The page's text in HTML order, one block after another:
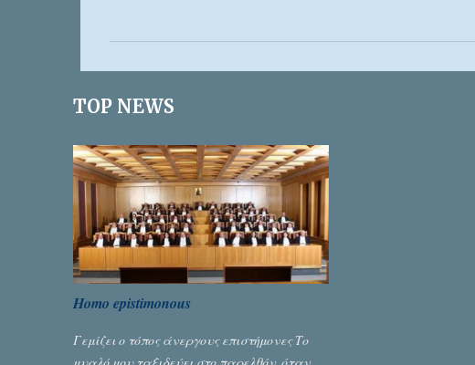
α
TOP NEWS
Homo epistimonous
Γεμίζει ο τόπος άνεργους επιστήμονες Το